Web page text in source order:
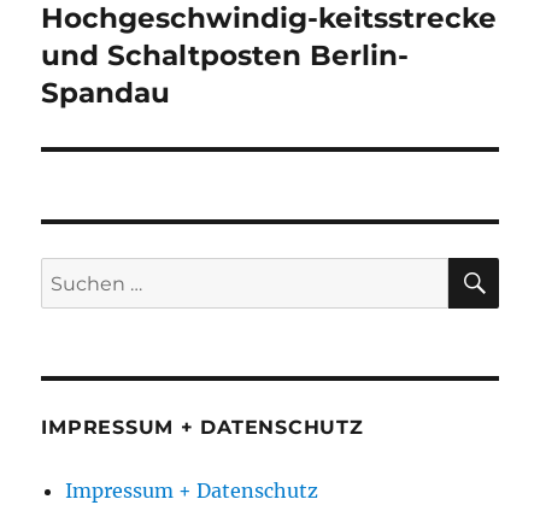
Hochgeschwindig-keitsstrecke
und Schaltposten Berlin-
Spandau
Suchen
nach:
IMPRESSUM + DATENSCHUTZ
Impressum + Datenschutz